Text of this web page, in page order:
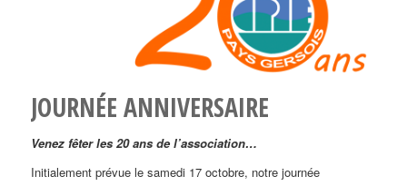
JOURNÉE ANNIVERSAIRE
Venez fêter les 20 ans de l’association…
Initialement prévue le samedi 17 octobre, notre journée